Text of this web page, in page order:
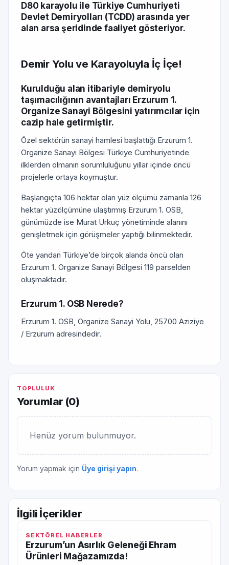
D80 karayolu ile Türkiye Cumhuriyeti
Devlet Demiryolları (TCDD) arasında yer
alan arsa şeridinde faaliyet gösteriyor.
Demir Yolu ve Karayoluyla İç İçe!
Kurulduğu alan itibariyle demiryolu
taşımacılığının avantajları Erzurum 1.
Organize Sanayi Bölgesini yatırımcılar için
cazip hale getirmiştir.
Özel sektörün sanayi hamlesi başlattığı Erzurum 1.
Organize Sanayi Bölgesi Türkiye Cumhuriyetinde
ilklerden olmanın sorumluluğunu yıllar içinde öncü
projelerle ortaya koymuştur.
Başlangıçta 106 hektar olan yüz ölçümü zamanla 126
hektar yüzölçümüne ulaştırmış Erzurum 1. OSB,
günümüzde ise Murat Urkuç yönetiminde alanını
genişletmek için görüşmeler yaptığı bilinmektedir.
Öte yandan Türkiye’de birçok alanda öncü olan
Erzurum 1. Organize Sanayi Bölgesi 119 parselden
oluşmaktadır.
Erzurum 1. OSB Nerede?
Erzurum 1. OSB, Organize Sanayi Yolu, 25700 Aziziye
/ Erzurum adresindedir.
TOPLULUK
Yorumlar (0)
Henüz yorum bulunmuyor.
Yorum yapmak için Üye girişi yapın.
İlgili İçerikler
SEKTÖREL HABERLER
Erzurum’un Asırlık Geleneği Ehram
Ürünleri Mağazamızda!